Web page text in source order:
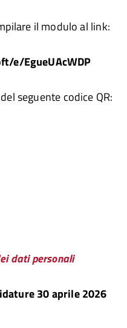
il modulo al link:
e/EgueUAcWDP
seguente codice QR:
dati personali
30 aprile 2026